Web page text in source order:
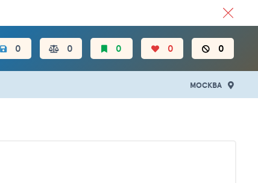
0 0 0 0 0
МОСКВА